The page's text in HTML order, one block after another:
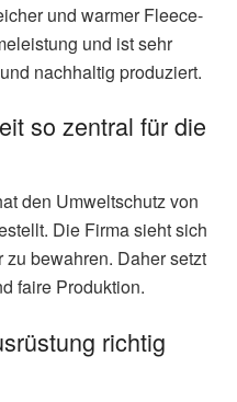
und warmer Fleece-
und ist sehr
nachhaltig produziert.
so zentral für die
den Umweltschutz von
Die Firma sieht sich
bewahren. Daher setzt
faire Produktion.
richtig